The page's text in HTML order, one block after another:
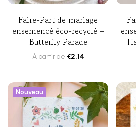
Faire-Part de mariage
ensemencé éco-recyclé –
Butterfly Parade
À partir de €2.14
Nouveau